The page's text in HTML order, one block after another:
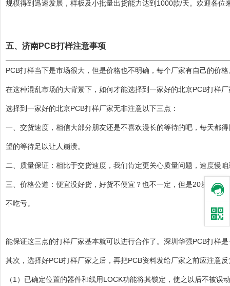
规模得到迅速发展，样板及小批量出货能力达到1000款/天。欢迎各位
五、济南PCB打样注意事项
PCB打样当下是市场很大，但是价格也不明确，每个厂家有自己的价
在这种混乱市场的大背景下，如何才能选择到一家好的北京PCB打样
选择到一家好的北京PCB打样厂家无非注意以下三点：
一、交货速度，相信大部分朋友还是不喜欢漫长的等待的吧，每天都
望的等待足以让人崩溃。
二、质量保证：相比于交货速度，我们肯定更关心质量问题，速度慢
三、价格公道：便宜没好货，好货不便宜？也不一定，但是20块钱你
不吃亏。
能保证这三点的打样厂家基本就可以进行合作了。深圳华强PCB打样
其次，选择好PCB打样厂家之后，再把PCB资料发给厂家之前应注意
（1）已确定位置的器件和线用LOCK功能将其锁定，使之以后不被误